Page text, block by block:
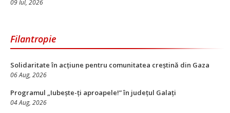
09 Iul, 2026
Filantropie
Solidaritate în acțiune pentru comunitatea creștină din Gaza
06 Aug, 2026
Programul „Iubește-ți aproapele!” în județul Galați
04 Aug, 2026